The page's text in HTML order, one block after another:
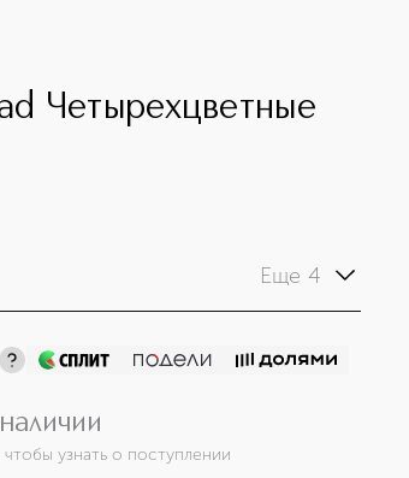
Четырехцветные
Еще 4
узнать о поступлении